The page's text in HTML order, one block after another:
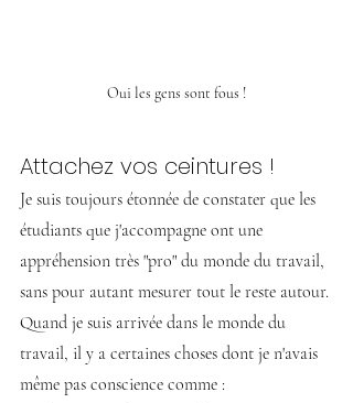
Oui les gens sont fous !
Attachez vos ceintures !
Je suis toujours étonnée de constater que les
étudiants que j'accompagne ont une
appréhension très "pro" du monde du travail,
sans pour autant mesurer tout le reste autour.
Quand je suis arrivée dans le monde du
travail, il y a certaines choses dont je n'avais
même pas conscience comme :